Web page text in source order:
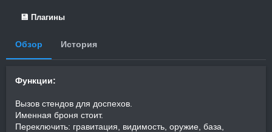
а
н
💾 Плагины
Обзор История
Функции:
Вызов стендов для доспехов.
Именная броня стоит.
Переключить: гравитация, видимость, оружие, база,